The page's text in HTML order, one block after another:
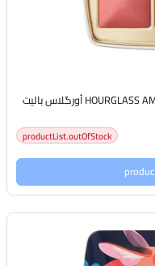
HOURGLASS AMBIENT LIGHTING EDIT UNLOCKED - SWAN أورگلاس باليت
productList.outOfStock